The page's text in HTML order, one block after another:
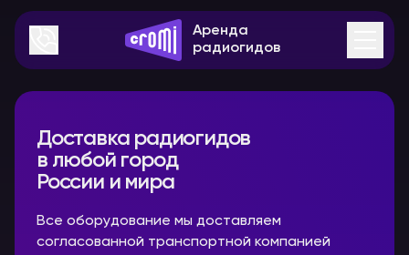
Аренда
радиогидов
Доставка радиогидов
в любой город
России и мира
Все оборудование мы доставляем
согласованной транспортной компанией